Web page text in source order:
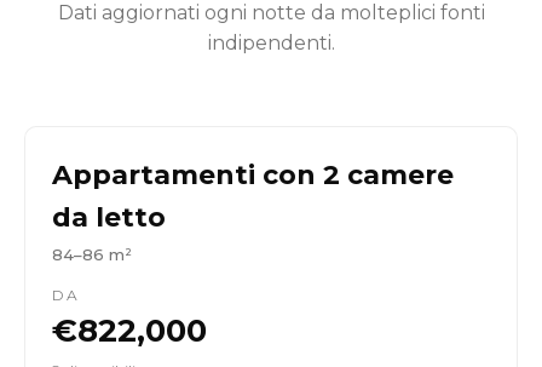
Dati aggiornati ogni notte da molteplici fonti
indipendenti.
Appartamenti con 2 camere
da letto
84–86 m²
DA
€822,000